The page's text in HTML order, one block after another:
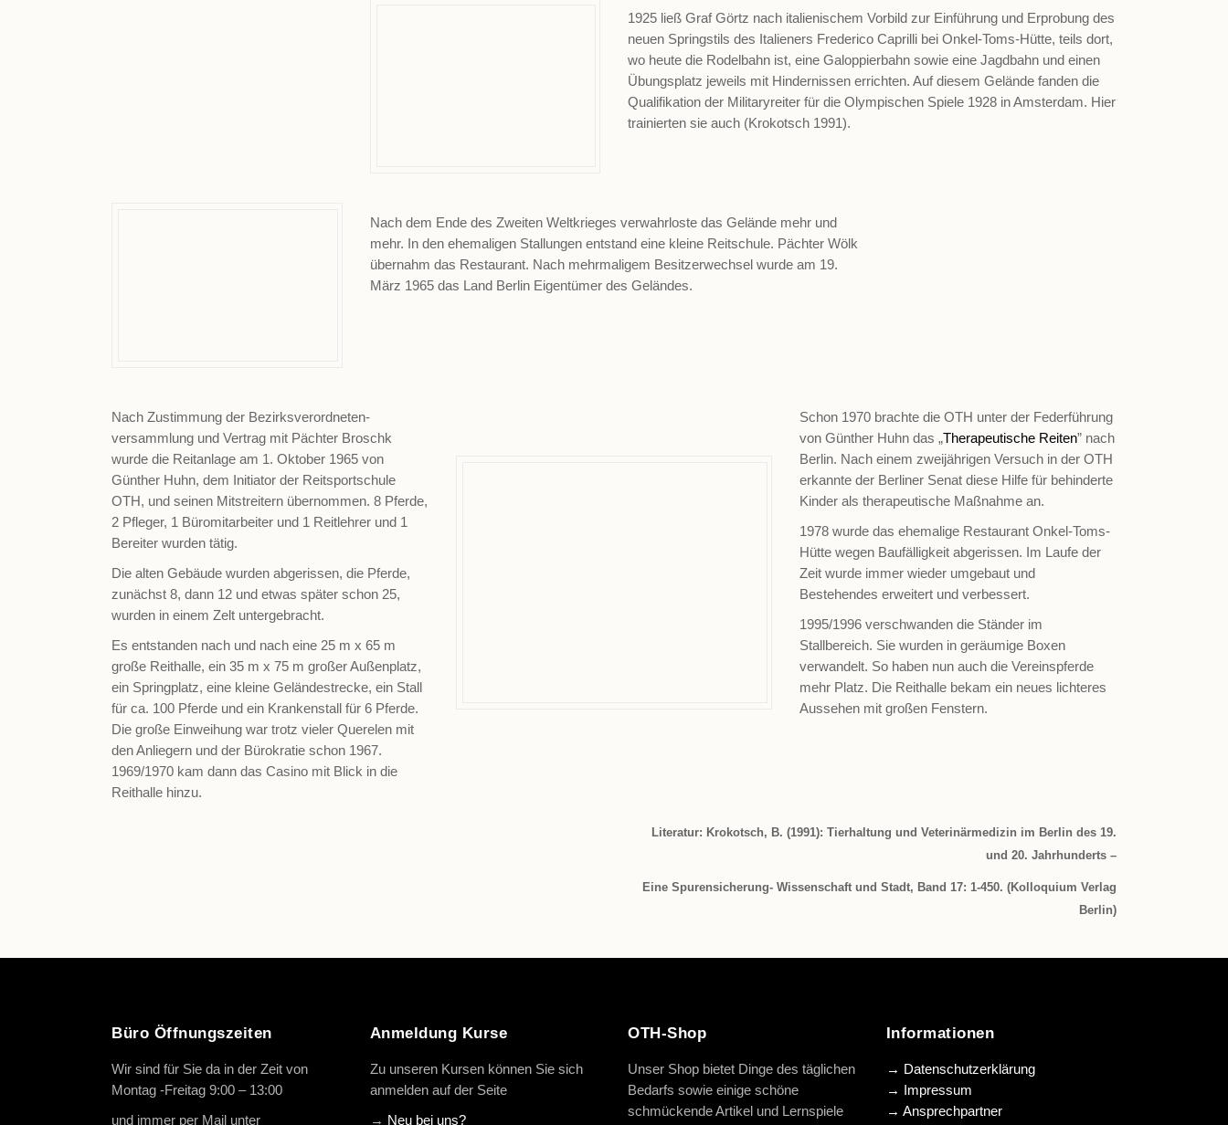
1925 ließ Graf Görtz nach italienischem Vorbild zur Einführung und Erprobung des
neuen Springstils des Italieners Frederico Caprilli bei Onkel-Toms-Hütte, teils dort,
wo heute die Rodelbahn ist, eine Galoppierbahn sowie eine Jagdbahn und einen
Übungsplatz jeweils mit Hindernissen errichten. Auf diesem Gelände fanden die
Qualifikation der Militaryreiter für die Olympischen Spiele 1928 in Amsterdam. Hier
trainierten sie auch (Krokotsch 1991).
Nach dem Ende des Zweiten Weltkrieges verwahrloste das Gelände mehr und
mehr. In den ehemaligen Stallungen entstand eine kleine Reitschule. Pächter Wölk
übernahm das Restaurant. Nach mehrmaligem Besitzerwechsel wurde am 19.
März 1965 das Land Berlin Eigentümer des Geländes.
Nach Zustimmung der Bezirksverordneten-
versammlung und Vertrag mit Pächter Broschk
wurde die Reitanlage am 1. Oktober 1965 von
Günther Huhn, dem Initiator der Reitsportschule
OTH, und seinen Mitstreitern übernommen. 8 Pferde,
2 Pfleger, 1 Büromitarbeiter und 1 Reitlehrer und 1
Bereiter wurden tätig.
Die alten Gebäude wurden abgerissen, die Pferde,
zunächst 8, dann 12 und etwas später schon 25,
wurden in einem Zelt untergebracht.
Es entstanden nach und nach eine 25 m x 65 m
große Reithalle, ein 35 m x 75 m großer Außenplatz,
ein Springplatz, eine kleine Geländestrecke, ein Stall
für ca. 100 Pferde und ein Krankenstall für 6 Pferde.
Die große Einweihung war trotz vieler Querelen mit
den Anliegern und der Bürokratie schon 1967.
1969/1970 kam dann das Casino mit Blick in die
Reithalle hinzu.
Schon 1970 brachte die OTH unter der Federführung
von Günther Huhn das „Therapeutische Reiten” nach
Berlin. Nach einem zweijährigen Versuch in der OTH
erkannte der Berliner Senat diese Hilfe für behinderte
Kinder als therapeutische Maßnahme an.
1978 wurde das ehemalige Restaurant Onkel-Toms-
Hütte wegen Baufälligkeit abgerissen. Im Laufe der
Zeit wurde immer wieder umgebaut und
Bestehendes erweitert und verbessert.
1995/1996 verschwanden die Ständer im
Stallbereich. Sie wurden in geräumige Boxen
verwandelt. So haben nun auch die Vereinspferde
mehr Platz. Die Reithalle bekam ein neues lichteres
Aussehen mit großen Fenstern.
Literatur: Krokotsch, B. (1991): Tierhaltung und Veterinärmedizin im Berlin des 19.
und 20. Jahrhunderts –
Eine Spurensicherung- Wissenschaft und Stadt, Band 17: 1-450. (Kolloquium Verlag
Berlin)
Büro Öffnungszeiten
Wir sind für Sie da in der Zeit von
Montag -Freitag 9:00 – 13:00
und immer per Mail unter
Anmeldung Kurse
Zu unseren Kursen können Sie sich
anmelden auf der Seite
→ Neu bei uns?
OTH-Shop
Unser Shop bietet Dinge des täglichen
Bedarfs sowie einige schöne
schmückende Artikel und Lernspiele
Informationen
→ Datenschutzerklärung
→ Impressum
→ Ansprechpartner